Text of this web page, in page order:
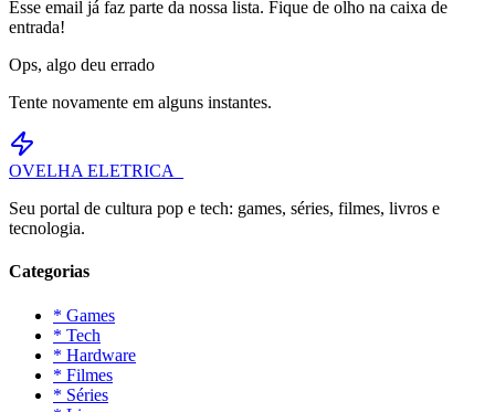
Esse email já faz parte da nossa lista. Fique de olho na caixa de
entrada!
Ops, algo deu errado
Tente novamente em alguns instantes.
OVELHA ELETRICA_
Seu portal de cultura pop e tech: games, séries, filmes, livros e
tecnologia.
Categorias
* Games
* Tech
* Hardware
* Filmes
* Séries